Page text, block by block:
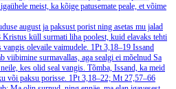
meist, ka kõige patusemate peale, et võime
august ja paksust porist ning asetas mu jalad
Kristus küll surmati liha poolest, kuid elavaks tehti
olevaile vaimudele. 1Pt 3,18–19 Issand
viibimine surmavallas, aga sealgi ei mõelnud Sa
kes olid seal vangis. Tõmba, Issand, ka meid
või paksu porisse. 1Pt 3,18–22; Mt 27,57–66